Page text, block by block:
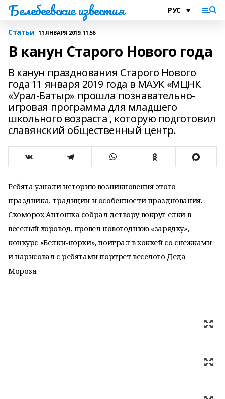
Белебеевские известия
Статьи 11 ЯНВАРЯ 2019, 11:56
В канун Старого Нового года
В канун празднования Старого Нового
года 11 января 2019 года в МАУК «МЦНК
«Урал-Батыр» прошла познавательно-
игровая программа для младшего
школьного возраста , которую подготовил
славянский общественный центр.
Ребята узнали историю возникновения этого
праздника, традиции и особенности празднования.
Скоморох Антошка собрал детвору вокруг елки в
веселый хоровод, провел новогоднюю «зарядку»,
конкурс «Белки-норки», поиграл в хоккей со снежками
и нарисовал с ребятами портрет веселого Деда
Мороза.